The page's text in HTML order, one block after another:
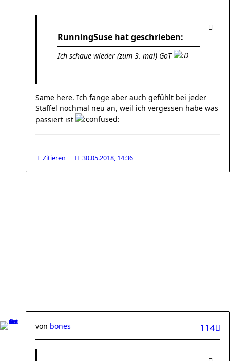
RunningSuse hat geschrieben:
Ich schaue wieder (zum 3. mal) GoT
Same here. Ich fange aber auch gefühlt bei jeder
Staffel nochmal neu an, weil ich vergessen habe was
passiert ist
Zitieren 30.05.2018, 14:36
114
von bones